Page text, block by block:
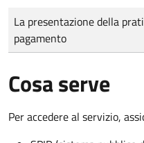
Tipo di pagamento
Importo
La presentazione della
pagamento
Cosa serve
Per accedere al servizio,